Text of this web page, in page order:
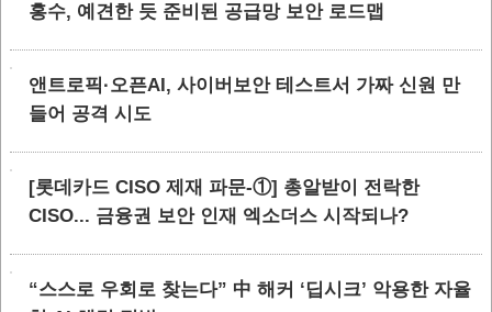
홍수, 예견한 듯 준비된 공급망 보안 로드맵
앤트로픽·오픈AI, 사이버보안 테스트서 가짜 신원 만
들어 공격 시도
[롯데카드 CISO 제재 파문-①] 총알받이 전락한
CISO... 금융권 보안 인재 엑소더스 시작되나?
“스스로 우회로 찾는다” 中 해커 ‘딥시크’ 악용한 자율